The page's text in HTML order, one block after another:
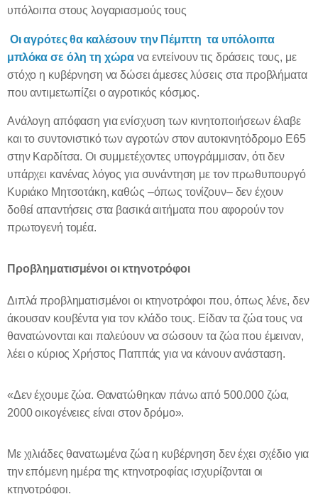
υπόλοιπα στους λογαριασμούς τους
Οι αγρότες θα καλέσουν την Πέμπτη τα υπόλοιπα
μπλόκα σε όλη τη χώρα να εντείνουν τις δράσεις τους, με
στόχο η κυβέρνηση να δώσει άμεσες λύσεις στα προβλήματα
που αντιμετωπίζει ο αγροτικός κόσμος.
Ανάλογη απόφαση για ενίσχυση των κινητοποιήσεων έλαβε
και το συντονιστικό των αγροτών στον αυτοκινητόδρομο Ε65
στην Καρδίτσα. Οι συμμετέχοντες υπογράμμισαν, ότι δεν
υπάρχει κανένας λόγος για συνάντηση με τον πρωθυπουργό
Κυριάκο Μητσοτάκη, καθώς –όπως τονίζουν– δεν έχουν
δοθεί απαντήσεις στα βασικά αιτήματα που αφορούν τον
πρωτογενή τομέα.
Προβληματισμένοι οι κτηνοτρόφοι
Διπλά προβληματισμένοι οι κτηνοτρόφοι που, όπως λένε, δεν
άκουσαν κουβέντα για τον κλάδο τους. Είδαν τα ζώα τους να
θανατώνονται και παλεύουν να σώσουν τα ζώα που έμειναν,
λέει ο κύριος Χρήστος Παππάς για να κάνουν ανάσταση.
«Δεν έχουμε ζώα. Θανατώθηκαν πάνω από 500.000 ζώα,
2000 οικογένειες είναι στον δρόμο».
Με χιλιάδες θανατωμένα ζώα η κυβέρνηση δεν έχει σχέδιο για
την επόμενη ημέρα της κτηνοτροφίας ισχυρίζονται οι
κτηνοτρόφοι.